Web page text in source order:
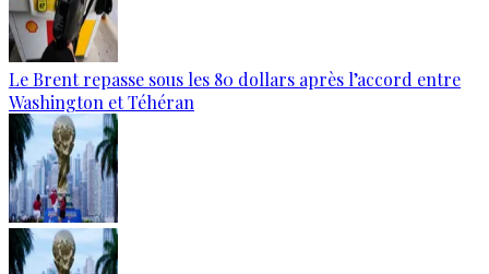
Le Brent repasse sous les 80 dollars après l’accord entre
Washington et Téhéran